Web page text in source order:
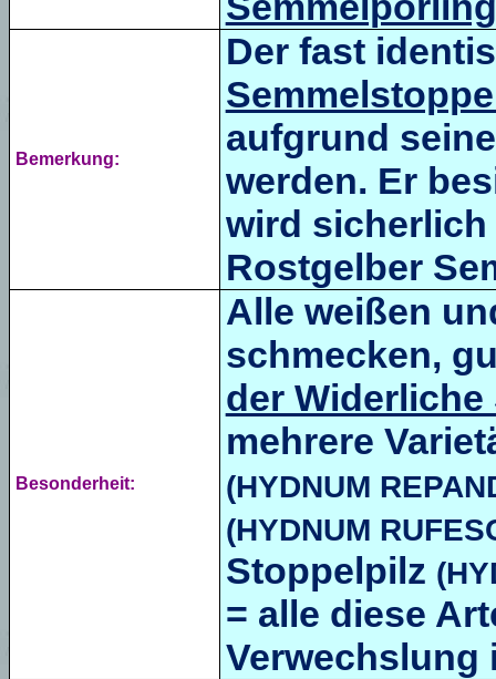
Bemerkung:
Der fast
aufgrund
werden. Er
wird sicherlich
Rostgelber
Besonderheit:
Alle weißen
schmecken,
der
mehrere
(HYDNUM
(HYDNUM
Stoppelpilz
= alle diese
Verwechslung